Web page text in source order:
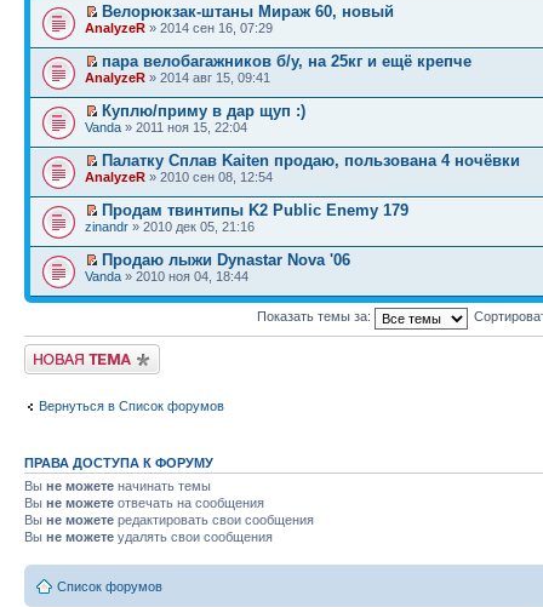
Велорюкзак-штаны Мираж 60, новый
AnalyzeR » 2014 сен 16, 07:29
пара велобагажников б/у, на 25кг и ещё крепче
AnalyzeR » 2014 авг 15, 09:41
Куплю/приму в дар щуп :)
Vanda » 2011 ноя 15, 22:04
Палатку Сплав Kaiten продаю, пользована 4 ночёвки
AnalyzeR » 2010 сен 08, 12:54
Продам твинтипы K2 Public Enemy 179
zinandr » 2010 дек 05, 21:16
Продаю лыжи Dynastar Nova '06
Vanda » 2010 ноя 04, 18:44
Показать темы за:
Начать новую тему
Вернуться в Список форумов
ПРАВА ДОСТУПА К ФОРУМУ
Вы не можете начинать темы
Вы не можете отвечать на сообщения
Вы не можете редактировать свои сообщения
Вы не можете удалять свои сообщения
Список форумов